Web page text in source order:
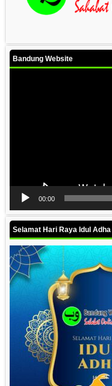
Bandung Website
00:00
Selamat Hari Raya Idul Adha